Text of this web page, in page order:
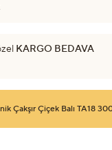
KARGO BEDAVA
Çakşır Çiçek Balı TA18